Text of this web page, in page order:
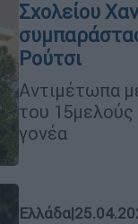
Σχολείου
Ρούτσι
Αντιμέτωπα
του 15μελούς
γονέα
Ελλάδα|